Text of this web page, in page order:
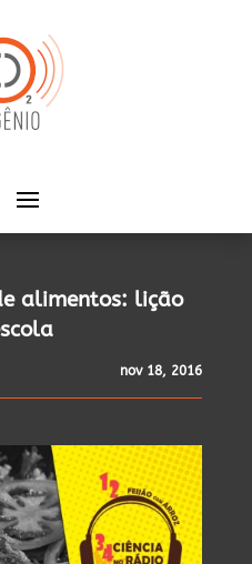
alimentos: lição
nov 18, 2016